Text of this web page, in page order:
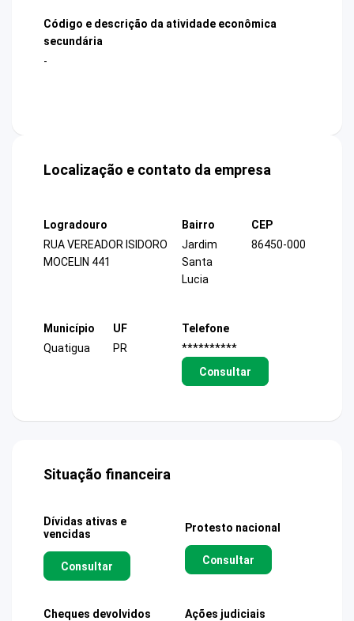
Código e descrição da atividade econômica
secundária
-
Localização e contato da empresa
Logradouro
RUA VEREADOR ISIDORO
MOCELIN 441
Bairro
Jardim
Santa
Lucia
CEP
86450-000
Município
Quatigua
UF
PR
Telefone
**********
Consultar
Situação financeira
Dívidas ativas e
vencidas
Consultar
Protesto nacional
Consultar
Cheques devolvidos Ações judiciais